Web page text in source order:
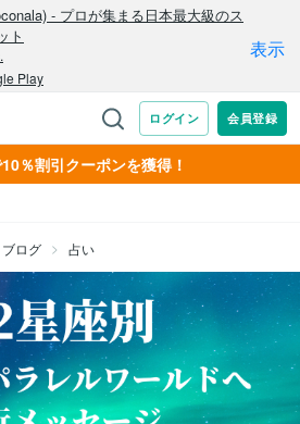
％割引クーポンを獲得！
ブログ 占い